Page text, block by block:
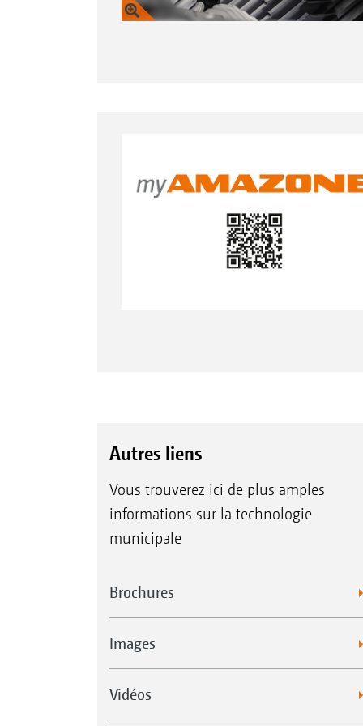
Autres liens
Vous trouverez ici de plus amples
informations sur la technologie
municipale
Brochures
Images
Vidéos